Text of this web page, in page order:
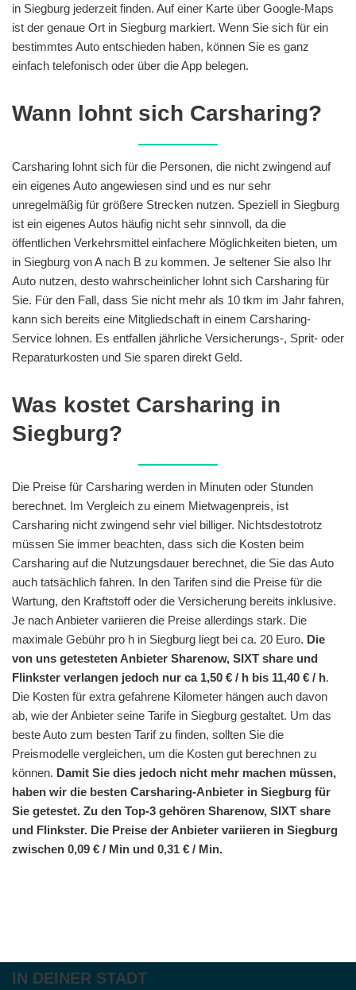
in Siegburg jederzeit finden. Auf einer Karte über Google-Maps
ist der genaue Ort in Siegburg markiert. Wenn Sie sich für ein
bestimmtes Auto entschieden haben, können Sie es ganz
einfach telefonisch oder über die App belegen.
Wann lohnt sich Carsharing?
Carsharing lohnt sich für die Personen, die nicht zwingend auf
ein eigenes Auto angewiesen sind und es nur sehr
unregelmäßig für größere Strecken nutzen. Speziell in Siegburg
ist ein eigenes Autos häufig nicht sehr sinnvoll, da die
öffentlichen Verkehrsmittel einfachere Möglichkeiten bieten, um
in Siegburg von A nach B zu kommen. Je seltener Sie also Ihr
Auto nutzen, desto wahrscheinlicher lohnt sich Carsharing für
Sie. Für den Fall, dass Sie nicht mehr als 10 tkm im Jahr fahren,
kann sich bereits eine Mitgliedschaft in einem Carsharing-
Service lohnen. Es entfallen jährliche Versicherungs-, Sprit- oder
Reparaturkosten und Sie sparen direkt Geld.
Was kostet Carsharing in
Siegburg?
Die Preise für Carsharing werden in Minuten oder Stunden
berechnet. Im Vergleich zu einem Mietwagenpreis, ist
Carsharing nicht zwingend sehr viel billiger. Nichtsdestotrotz
müssen Sie immer beachten, dass sich die Kosten beim
Carsharing auf die Nutzungsdauer berechnet, die Sie das Auto
auch tatsächlich fahren. In den Tarifen sind die Preise für die
Wartung, den Kraftstoff oder die Versicherung bereits inklusive.
Je nach Anbieter variieren die Preise allerdings stark. Die
maximale Gebühr pro h in Siegburg liegt bei ca. 20 Euro. Die
von uns getesteten Anbieter Sharenow, SIXT share und
Flinkster verlangen jedoch nur ca 1,50 € / h bis 11,40 € / h.
Die Kosten für extra gefahrene Kilometer hängen auch davon
ab, wie der Anbieter seine Tarife in Siegburg gestaltet. Um das
beste Auto zum besten Tarif zu finden, sollten Sie die
Preismodelle vergleichen, um die Kosten gut berechnen zu
können. Damit Sie dies jedoch nicht mehr machen müssen,
haben wir die besten Carsharing-Anbieter in Siegburg für
Sie getestet. Zu den Top-3 gehören Sharenow, SIXT share
und Flinkster. Die Preise der Anbieter variieren in Siegburg
zwischen 0,09 € / Min und 0,31 € / Min.
IN DEINER STADT